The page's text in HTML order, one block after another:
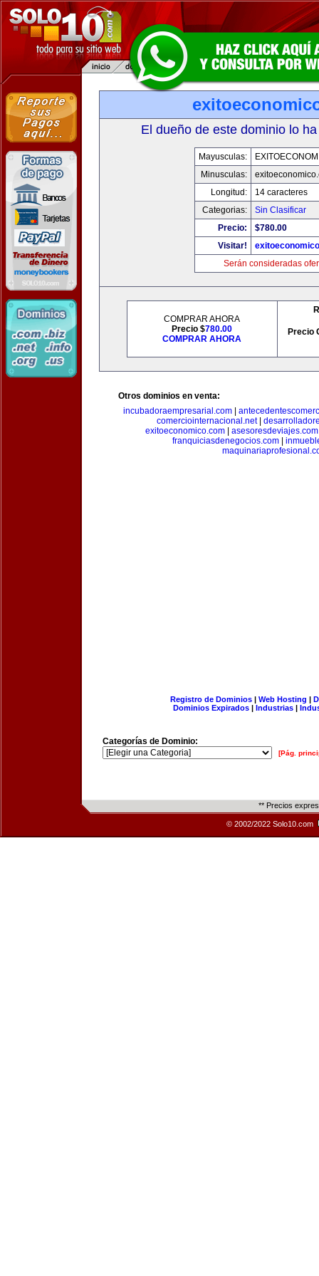
El dueño de este dominio lo
Mayusculas:
Minusculas:
Longitud:
14 caracteres
Categorias:
Sin Clasificar
Precio:
$780.00
Visitar!
Serán consideradas
COMPRAR AHORA
Precio $780.00
COMPRAR AHORA
Precio
Otros dominios en venta:
incubadoraempresarial.com
comerciointernacional.net|
exitoeconomico.com| asesoresdeviajes.com
franquiciasdenegocios.com|
Registro de Dominios| Web Hosting |
Dominios Expirados | Industrias |
Categorías de Dominio:
[Pág.
** Precios
© 2002/2022 Solo10.com